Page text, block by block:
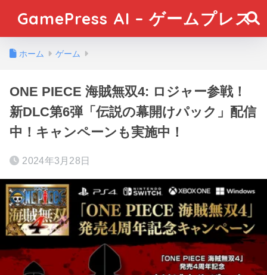
GamePress AI – ゲームプレス
ホーム ゲーム
ONE PIECE 海賊無双4: ロジャー参戦！
新DLC第6弾「伝説の幕開けパック」配信
中！キャンペーンも実施中！
2024年3月28日